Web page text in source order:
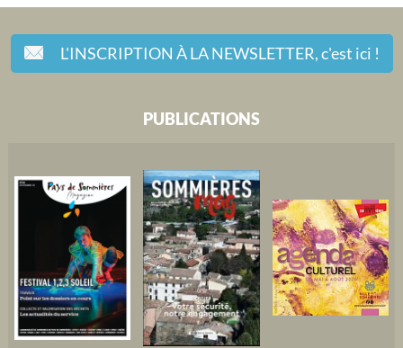
L'INSCRIPTION À LA NEWSLETTER,c'est ici !
PUBLICATIONS